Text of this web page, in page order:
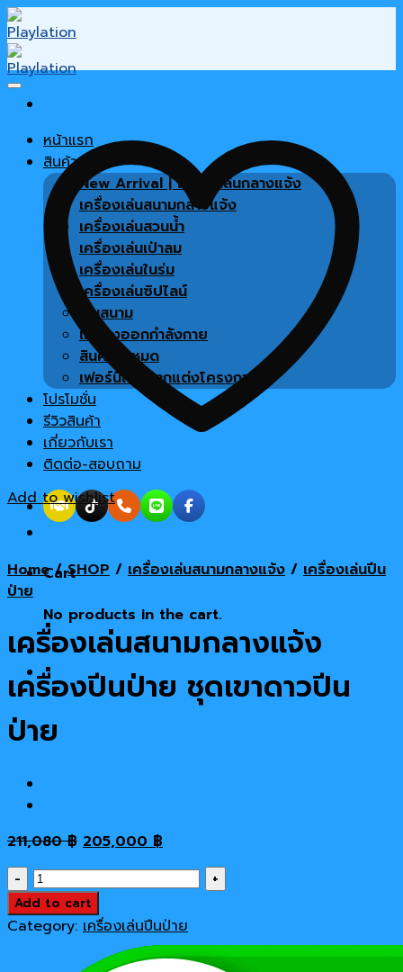
Skip
to
content
หน้าแรก
สินค้า
New Arrival | เครื่องเล่นกลางแจ้ง
เครื่องเล่นสนามกลางแจ้ง
เครื่องเล่นสวนน้ำ
เครื่องเล่นเป่าลม
เครื่องเล่นในร่ม
เครื่องเล่นซิปไลน์
พื้นสนาม
เครื่องออกกำลังกาย
สินค้าทั้งหมด
เฟอร์นิเจอร์ตกแต่งโครงการ
โปรโมชั่น
รีวิวสินค้า
เกี่ยวกับเรา
ติดต่อ-สอบถาม
Cart
No products in the cart.
Add to wishlist
Home / SHOP / เครื่องเล่นสนามกลางแจ้ง / เครื่องเล่นปีน
ป่าย
เครื่องเล่นสนามกลางแจ้ง
เครื่องปีนป่าย ชุดเขาดาวปีน
ป่าย
211,080฿ Original
was:
211,080 ฿.
205,000฿
is:
เครื่อง
เล่น
สนาม
กลาง
Add to cart
Category: เครื่องเล่นปีนป่าย